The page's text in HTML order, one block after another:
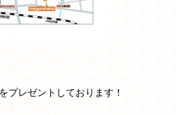
プレゼントしております！